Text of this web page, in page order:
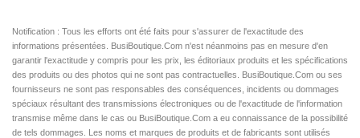
Notification : Tous les efforts ont été faits pour s'assurer de l'exactitude des
informations présentées. BusiBoutique.Com n'est néanmoins pas en mesure d'en
garantir l'exactitude y compris pour les prix, les éditoriaux produits et les spécifications
des produits ou des photos qui ne sont pas contractuelles. BusiBoutique.Com ou ses
fournisseurs ne sont pas responsables des conséquences, incidents ou dommages
spéciaux résultant des transmissions électroniques ou de l'exactitude de l'information
transmise même dans le cas ou BusiBoutique.Com a eu connaissance de la possibilité
de tels dommages. Les noms et marques de produits et de fabricants sont utilisés